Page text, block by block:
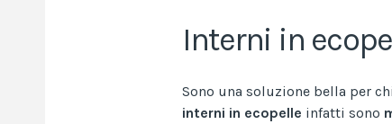
Interni in
Sono una soluzione bella per
interni in ecopelle infatti sono